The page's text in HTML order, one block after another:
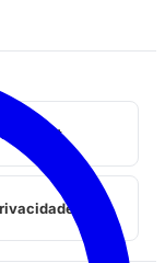
Midia kit